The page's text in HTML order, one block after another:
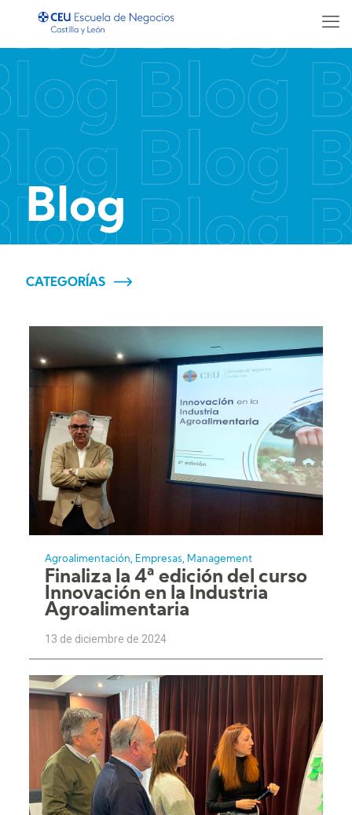
Blog
CATEGORÍAS
Agroalimentación Empresas Management
Finaliza la 4ª edición del curso
Innovación en la Industria
Agroalimentaria
13 de diciembre de 2024